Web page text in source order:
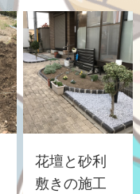
花壇と砂利
敷きの施工